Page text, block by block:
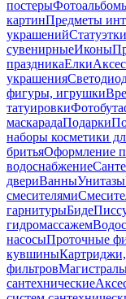
постеры
картинПредметы
украшенийСтатуэтки
сувенирныеИконы
праздникаЕлки
украшения
фигуры, игрушки
татуировки
маскарадаПодарки
наборы косметики
бритьяОформление
водоснабжение
двериВанныУнитазы
смесителями
гарнитурыБиде
гидромассажем
насосыПроточные
кувшины
фильтров
сантехнические